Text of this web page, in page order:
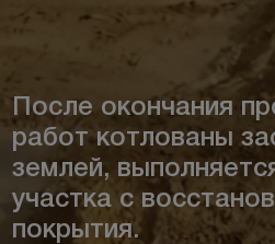
После окончания
работ котлованы
землей,
участка с
покрытия.